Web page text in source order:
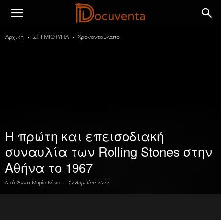
Αρχική ΣΤΙΓΜΙΟΤΥΠΑ Χρονοντούλαπο
Η πρώτη και επεισοδιακή
συναυλία των Rolling Stones στην
Αθήνα το 1967
Από Άννα-Μαρία Κέκια - 17 Απριλίου 2022